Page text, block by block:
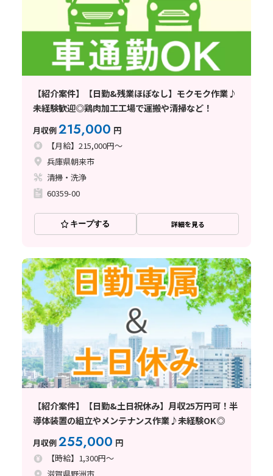
【紹介案件】【日勤&残業ほぼなし】モクモク作業♪
未経験歓迎◎鶏肉加工工場で運搬や清掃など！
月収例215,000 円
【月給】215,000円～
兵庫県朝来市
清掃・洗浄
60359-00
キープする 詳細を見る
【紹介案件】【日勤&土日祝休み】月収25万円可！半
導体装置の組立やメンテナンス作業♪未経験OK◎
月収例255,000 円
【時給】1,300円～